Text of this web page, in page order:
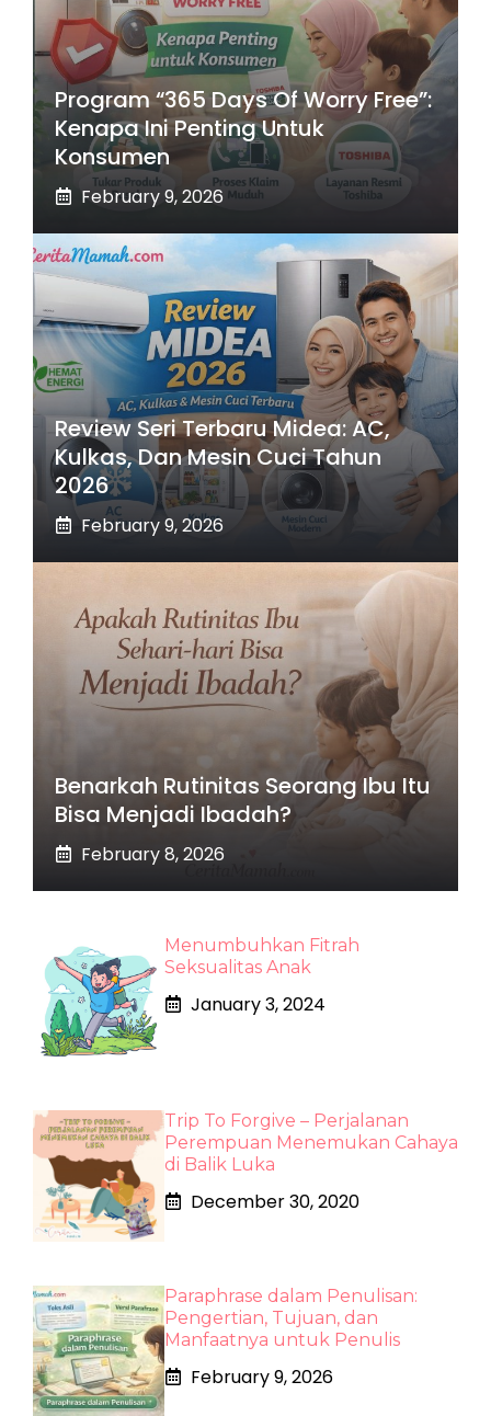
Program “365 Days Of Worry Free”:
Kenapa Ini Penting Untuk
Konsumen
February 9, 2026
Review Seri Terbaru Midea: AC,
Kulkas, Dan Mesin Cuci Tahun
2026
February 9, 2026
Benarkah Rutinitas Seorang Ibu Itu
Bisa Menjadi Ibadah?
February 8, 2026
Menumbuhkan Fitrah
Seksualitas Anak
January 3, 2024
Trip To Forgive – Perjalanan
Perempuan Menemukan Cahaya
di Balik Luka
December 30, 2020
Paraphrase dalam Penulisan:
Pengertian, Tujuan, dan
Manfaatnya untuk Penulis
February 9, 2026